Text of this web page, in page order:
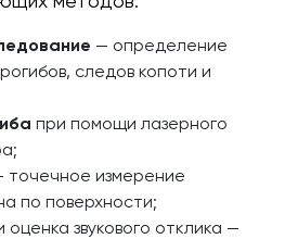
— определение
следов копоти и
при помощи лазерного
точечное измерение
по поверхности;
оценка звукового отклика —